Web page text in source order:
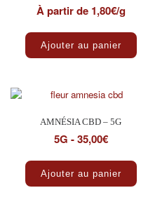
À partir de 1,80€/g
Ajouter au panier
AMNÉSIA CBD – 5G
5G - 35,00€
Ajouter au panier